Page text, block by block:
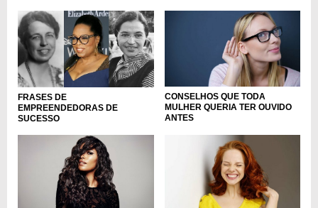
FRASES DE
EMPREENDEDORAS DE
SUCESSO
CONSELHOS QUE TODA
MULHER QUERIA TER OUVIDO
ANTES